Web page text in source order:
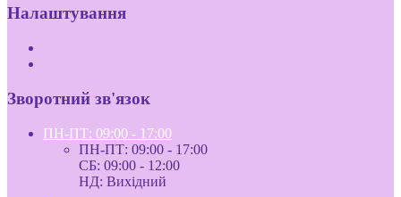
Налаштування
Зворотний зв'язок
ПН-ПТ: 09:00 - 17:00
ПН-ПТ: 09:00 - 17:00
СБ: 09:00 - 12:00
НД: Вихідний